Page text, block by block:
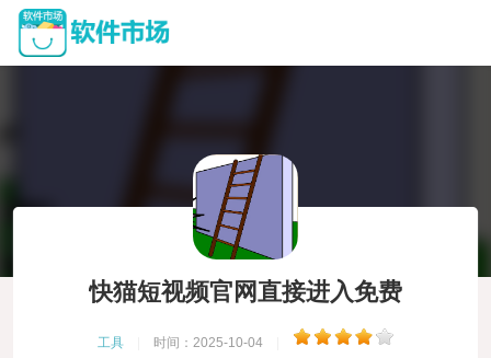
快猫短视频官网直接进入免费
工具 时间：2025-10-04